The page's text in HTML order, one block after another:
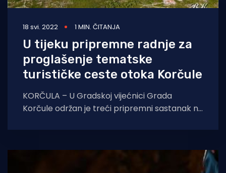
18 svi. 2022 1 MIN. ČITANJA
U tijeku pripremne radnje za
proglašenje tematske
turističke ceste otoka Korčule
KORČULA – U Gradskoj vijećnici Grada
Korčule održan je treći pripremni sastanak na
otoka Korčule, koja